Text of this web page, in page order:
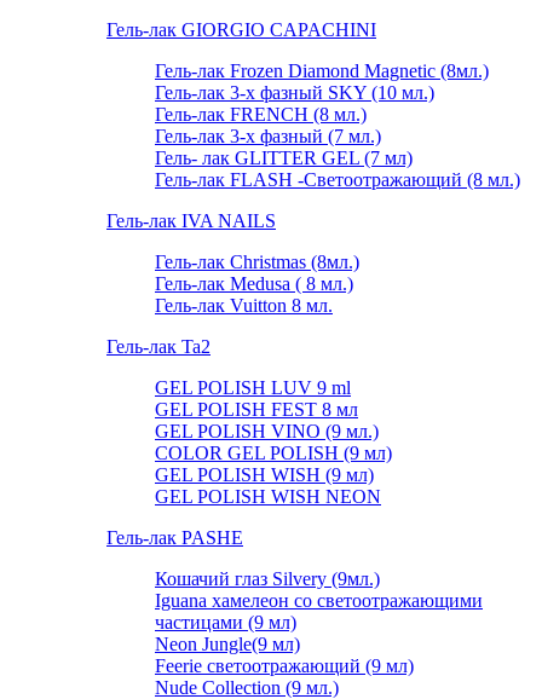
Гель-лак GIORGIO CAPACHINI
Гель-лак Frozen Diamond Magnetic (8мл.)
Гель-лак 3-х фазный SKY (10 мл.)
Гель-лак FRENCH (8 мл.)
Гель-лак 3-х фазный (7 мл.)
Гель- лак GLITTER GEL (7 мл)
Гель-лак FLASH -Cветоотражающий (8 мл.)
Гель-лак IVA NAILS
Гель-лак Christmas (8мл.)
Гель-лак Medusa ( 8 мл.)
Гель-лак Vuitton 8 мл.
Гель-лак Ta2
GEL POLISH LUV 9 ml
GEL POLISH FEST 8 мл
GEL POLISH VINO (9 мл.)
COLOR GEL POLISH (9 мл)
GEL POLISH WISH (9 мл)
GEL POLISH WISH NEON
Гель-лак PASHE
Кошачий глаз Silvery (9мл.)
Iguana хамелеон со светоотражающими
частицами (9 мл)
Neon Jungle(9 мл)
Feerie светоотражающий (9 мл)
Nude Collection (9 мл.)